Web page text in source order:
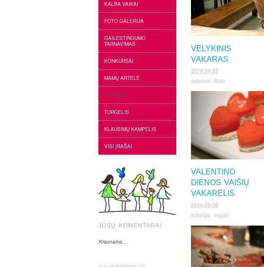
KALBA VAIKAI
FOTO GALERIJA
GAILESTINGUMO
TARNAVIMAS
KONKURSAI
MAMŲ ARTELĖ
ŠVENTĖS
TURGELIS
KLAUSIMŲ KAMPELIS
VISI ĮRAŠAI
JŪSŲ KOMENTARAI
Kraunama...
VELYKINIS
VAKARAS
2014-04-25
autorius: Ruta
VALENTINO
DIENOS VAIŠIŲ
VAKARĖLIS
2014-02-06
autorius: Ingute